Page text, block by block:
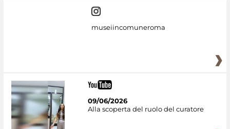
museiincomuneroma
09/06/2026
Alla scoperta del ruolo del curatore